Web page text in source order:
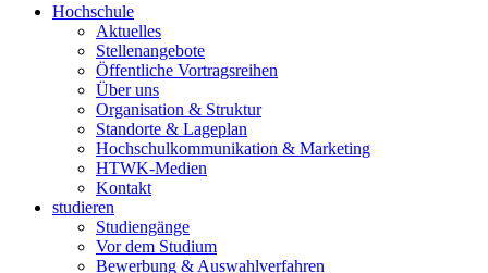
Hochschule
Aktuelles
Stellenangebote
Öffentliche Vortragsreihen
Über uns
Organisation & Struktur
Standorte & Lageplan
Hochschulkommunikation & Marketing
HTWK-Medien
Kontakt
studieren
Studiengänge
Vor dem Studium
Bewerbung & Auswahlverfahren